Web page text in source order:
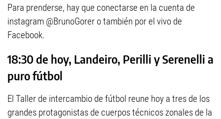
Para prenderse, hay que conectarse en la cuenta de
instagram @BrunoGorer o también por el vivo de
Facebook.
18:30 de hoy, Landeiro, Perilli y Serenelli a
puro fútbol
El Taller de intercambio de fútbol reune hoy a tres de los
grandes protagonistas de cuerpos técnicos zonales de la